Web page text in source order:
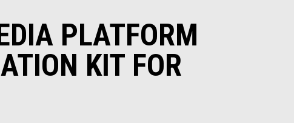
PLATFORM
KIT FOR